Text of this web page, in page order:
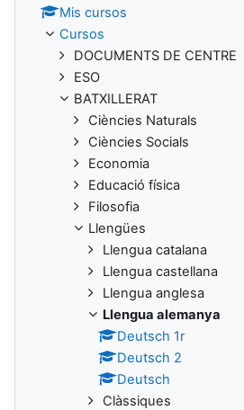
Mis cursos
Cursos
DOCUMENTS DE CENTRE
ESO
BATXILLERAT
Ciències Naturals
Ciències Socials
Economia
Educació física
Filosofia
Llengües
Llengua catalana
Llengua castellana
Llengua anglesa
Llengua alemanya
Deutsch 1r
Deutsch 2
Deutsch
Clàssiques